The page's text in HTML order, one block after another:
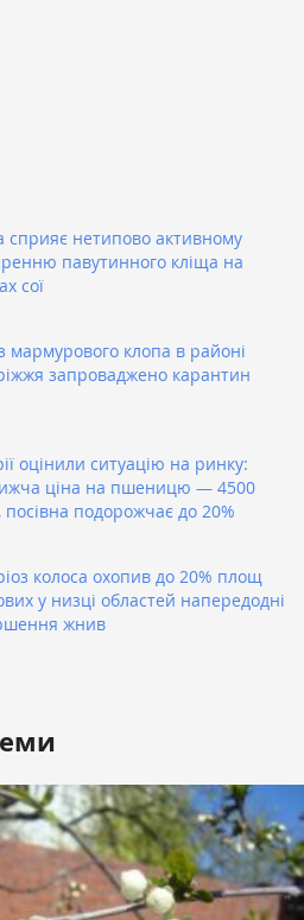
сприяє нетипово активному
павутинного кліща на
сої
мармурового клопа в районі
запроваджено карантин
оцінили ситуацію на ринку:
ціна на пшеницю — 4500
посівна подорожчає до 20%
колоса охопив до 20% площ
у низці областей напередодні
жнив